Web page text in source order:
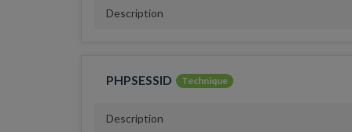
Description
PHPSESSID Technique
Description